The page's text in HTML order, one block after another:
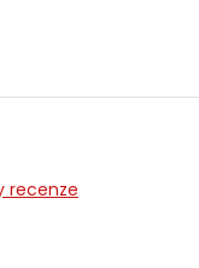
recenze